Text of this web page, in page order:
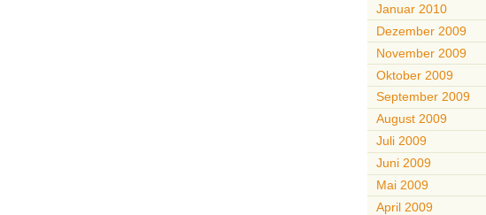
Januar 2010
Dezember 2009
November 2009
Oktober 2009
September 2009
August 2009
Juli 2009
Juni 2009
Mai 2009
April 2009